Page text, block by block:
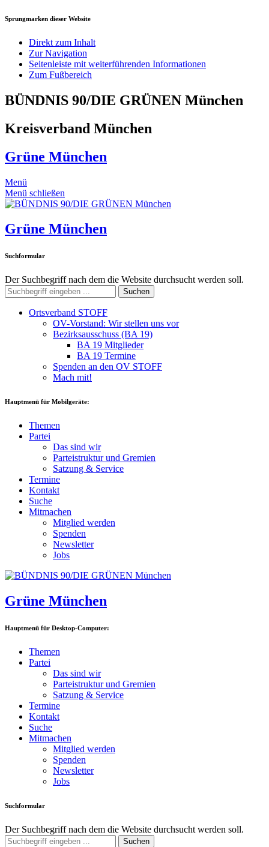
Sprungmarken dieser Website
Direkt zum Inhalt
Zur Navigation
Seitenleiste mit weiterführenden Informationen
Zum Fußbereich
BÜNDNIS 90/DIE GRÜNEN München
Kreisverband München
Grüne München
Menü
Menü schließen
Grüne München
Suchformular
Der Suchbegriff nach dem die Website durchsucht werden soll.
Suchen
Ortsverband STOFF
OV-Vorstand: Wir stellen uns vor
Bezirksausschuss (BA 19)
BA 19 Mitglieder
BA 19 Termine
Spenden an den OV STOFF
Mach mit!
Hauptmenü für Mobilgeräte:
Themen
Partei
Das sind wir
Parteistruktur und Gremien
Satzung & Service
Termine
Kontakt
Suche
Mitmachen
Mitglied werden
Spenden
Newsletter
Jobs
Grüne München
Hauptmenü für Desktop-Computer:
Themen
Partei
Das sind wir
Parteistruktur und Gremien
Satzung & Service
Termine
Kontakt
Suche
Mitmachen
Mitglied werden
Spenden
Newsletter
Jobs
Suchformular
Der Suchbegriff nach dem die Website durchsucht werden soll.
Suchen